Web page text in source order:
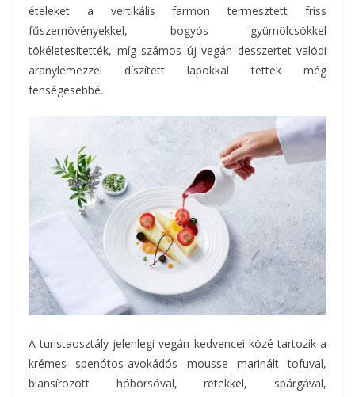
ételeket a vertikális farmon termesztett friss
fűszernövényekkel, bogyós gyümölcsökkel
tökéletesítették, míg számos új vegán desszertet valódi
aranylemezzel díszített lapokkal tettek még
fenségesebbé.
A turistaosztály jelenlegi vegán kedvencei közé tartozik a
krémes spenótos-avokádós mousse marinált tofuval,
blansírozott hóborsóval, retekkel, spárgával,